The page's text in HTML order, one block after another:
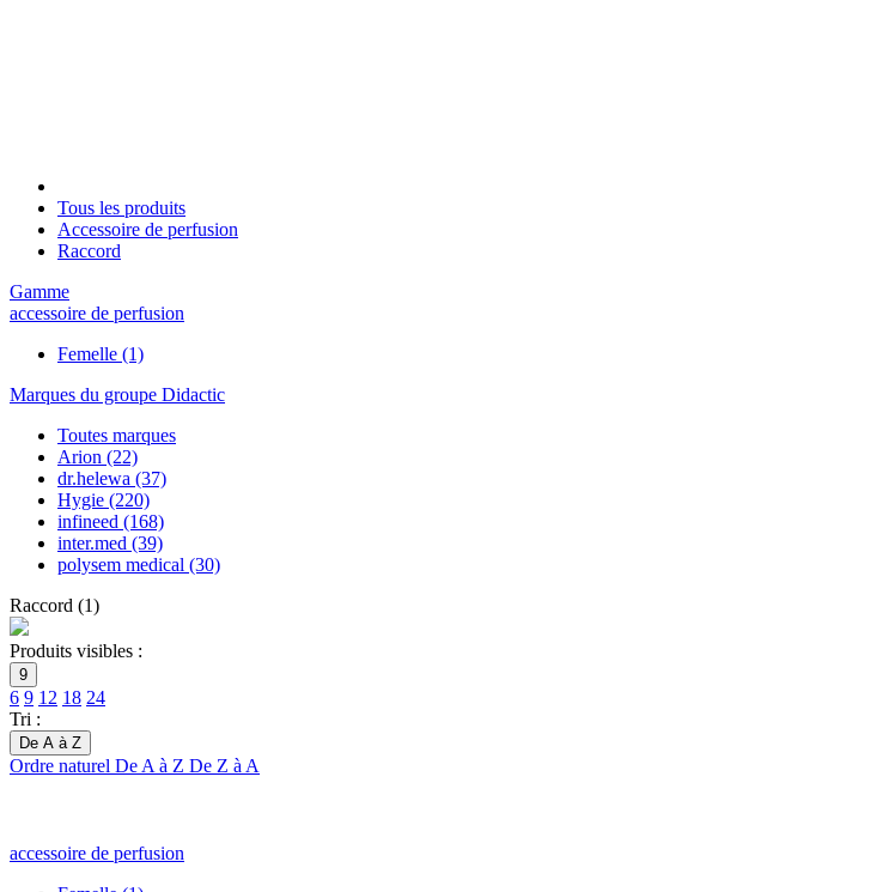
Tous les produits
Accessoire de perfusion
Raccord
Gamme
accessoire de perfusion
Femelle (1)
Marques du groupe Didactic
Toutes marques
Arion (22)
dr.helewa (37)
Hygie (220)
infineed (168)
inter.med (39)
polysem medical (30)
Raccord (1)
Produits visibles :
9
6 9 12 18 24
Tri :
De A à Z
Ordre naturel De A à Z De Z à A
accessoire de perfusion